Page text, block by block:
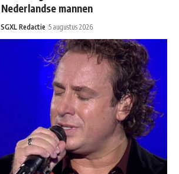
Nederlandse mannen
SGXL Redactie 5 augustus 2026